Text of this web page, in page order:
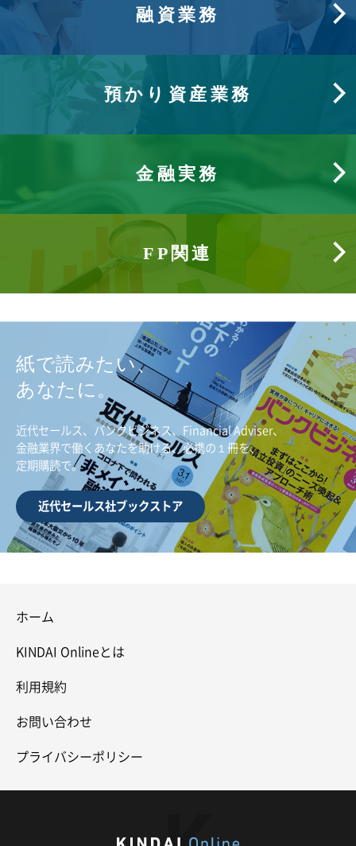
融資業務
預かり資産業務
金融実務
FP関連
紙で読みたい、
あなたに。
近代セールス、バンクビジネス、Financial Adviser、
金融業界で働くあなたを助ける、必携の１冊を、
定期購読で。
近代セールス社ブックストア
ホーム
KINDAI Onlineとは
利用規約
お問い合わせ
プライバシーポリシー